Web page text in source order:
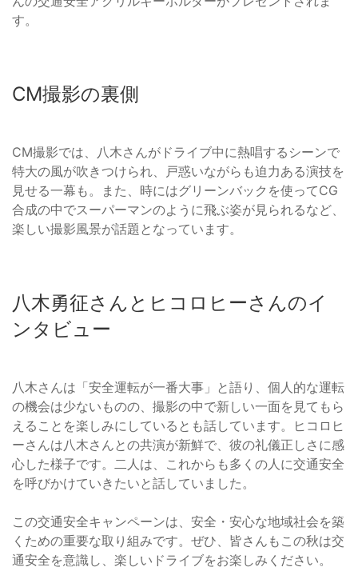
す。
CM撮影の裏側
CM撮影では、八木さんがドライブ中に熱唱するシーンで
特大の風が吹きつけられ、戸惑いながらも迫力ある演技を
見せる一幕も。また、時にはグリーンバックを使ってCG
合成の中でスーパーマンのように飛ぶ姿が見られるなど、
楽しい撮影風景が話題となっています。
八木勇征さんとヒコロヒーさんのイ
ンタビュー
八木さんは「安全運転が一番大事」と語り、個人的な運転
の機会は少ないものの、撮影の中で新しい一面を見てもら
えることを楽しみにしているとも話しています。ヒコロヒ
ーさんは八木さんとの共演が新鮮で、彼の礼儀正しさに感
心した様子です。二人は、これからも多くの人に交通安全
を呼びかけていきたいと話していました。
この交通安全キャンペーンは、安全・安心な地域社会を築
くための重要な取り組みです。ぜひ、皆さんもこの秋は交
通安全を意識し、楽しいドライブをお楽しみください。